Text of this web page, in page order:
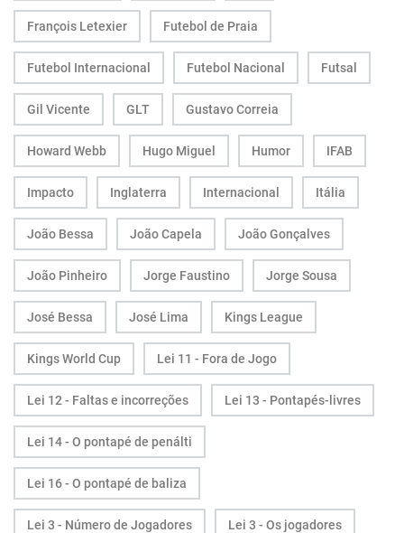
François Letexier Futebol de Praia
Futebol Internacional Futebol Nacional Futsal
Gil Vicente GLT Gustavo Correia
Howard Webb Hugo Miguel Humor IFAB
Impacto Inglaterra Internacional Itália
João Bessa João Capela João Gonçalves
João Pinheiro Jorge Faustino Jorge Sousa
José Bessa José Lima Kings League
Kings World Cup Lei 11 - Fora de Jogo
Lei 12 - Faltas e incorreções Lei 13 - Pontapés-livres
Lei 14 - O pontapé de penálti
Lei 16 - O pontapé de baliza
Lei 3 - Número de Jogadores Lei 3 - Os jogadores